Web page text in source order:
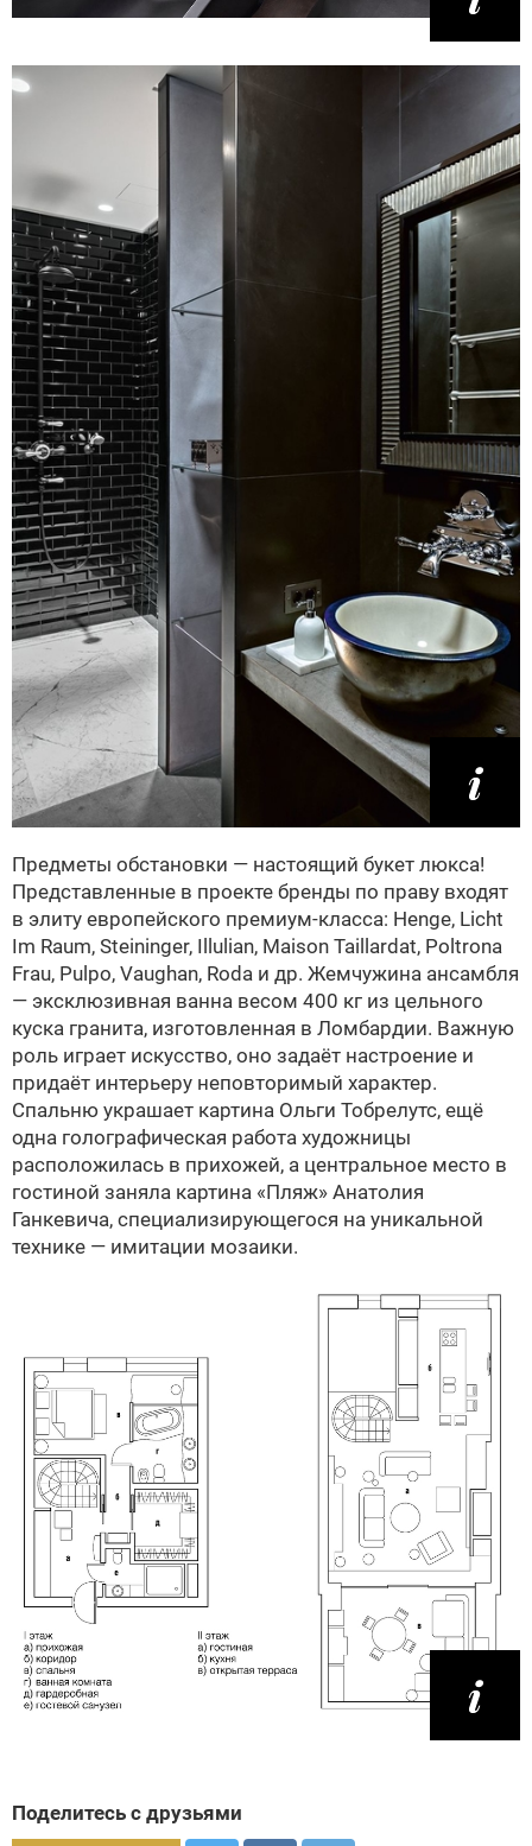
Предметы обстановки — настоящий букет люкса!
Представленные в проекте бренды по праву входят
в элиту европейского премиум-класса: Henge, Licht
Im Raum, Steininger, Illulian, Maison Taillardat, Poltrona
Frau, Pulpo, Vaughan, Roda и др. Жемчужина ансамбля
— эксклюзивная ванна весом 400 кг из цельного
куска гранита, изготовленная в Ломбардии. Важную
роль играет искусство, оно задаёт настроение и
придаёт интерьеру неповторимый характер.
Спальню украшает картина Ольги Тобрелутс, ещё
одна голографическая работа художницы
расположилась в прихожей, а центральное место в
гостиной заняла картина «Пляж» Анатолия
Ганкевича, специализирующегося на уникальной
технике — имитации мозаики.
Поделитесь с друзьями